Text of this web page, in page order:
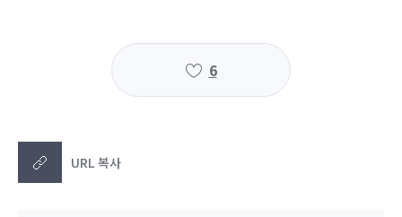
6
URL 복사